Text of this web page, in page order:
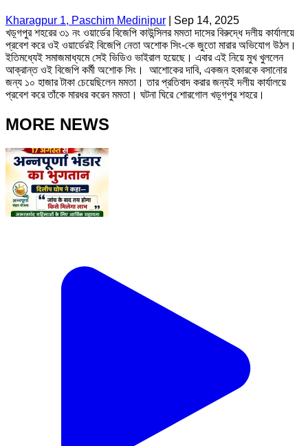
Kharagpur 1, Paschim Medinipur
Sep 14, 2025
খড়্গপুর শহরের ৩১ নং ওয়ার্ডের বিজেপি কাউন্সিলর মমতা দাসের বিরুদ্ধে দলীয় কার্যালয়ে
প্রবেশ করে ওই ওয়ার্ডেরই বিজেপি নেতা অশোক সিং-কে জুতো মারার অভিযোগ উঠল।
ইতিমধ্যেই সমাজমাধ্যমে সেই ভিডিও ভাইরাল হয়েছে। এবার এই নিয়ে মুখ খুললেন
আক্রান্ত ওই বিজেপি কর্মী অশোক সিং। আশোকের দাবি, একজন হকারকে বসানোর
জন্য ১০ হাজার টাকা চেয়েছিলেন মমতা। তার প্রতিবাদ করার জন্যই দলীয় কার্যালয়ে
প্রবেশ করে তাঁকে মারধর করেন মমতা। ঘটনা ঘিরে শোরগোল খড়্গপুর শহরে।
MORE NEWS